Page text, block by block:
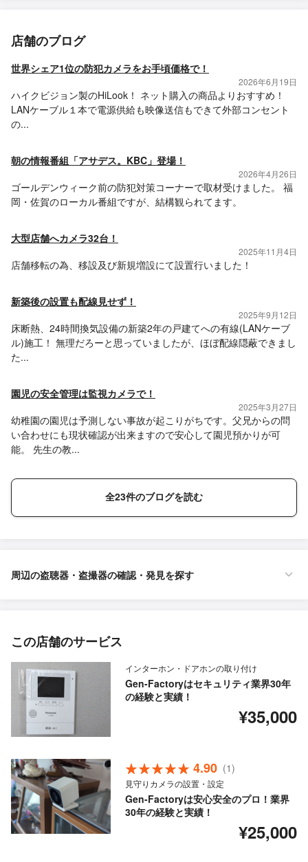
店舗のブログ
世界シェア1位の防犯カメラをお手頃価格で！
2026年6月19日
ハイクビジョン製のHiLook！ ネット購入の商品よりおすすめ！
LANケーブル１本で電源供給も映像送信もできて外部コンセント
の...
朝の情報番組「アサデス。KBC」登場！
2026年4月26日
ゴールデンウィーク前の防犯対策コーナーで取材受けました。 福
岡・佐賀のローカル番組ですが、結構観られてます。
大型店舗へカメラ32台！
2025年11月4日
店舗移転の為、移設及び新規増設にて設置行いました！
新築後の設置も配線見せず！
2025年9月12日
床断熱、24時間換気設備の新築2年の戸建てへの有線(LANケーブ
ル)施工！ 無理だろーと思っていましたが、ほぼ配線隠蔽できまし
た...
園児の安全管理は監視カメラで！
2025年3月27日
幼稚園の園児は予測しない事故が起こりがちです。父兄からの問
い合わせにも現状確認が出来ますので安心して園児預かりが可
能。 先生の教...
全23件のブログを読む
周辺の盗聴器・盗撮器の確認・発見を探す
この店舗のサービス
インターホン・ドアホンの取り付け
Gen-Factoryはセキュリティ業界30年
の経験と実績！
¥35,000
4.90 (1)
見守りカメラの設置・設定
Gen-Factoryは安心安全のプロ！業界
30年の経験と実績！
¥25,000